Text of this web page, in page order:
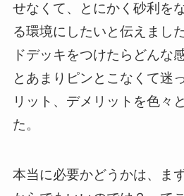
せなくて、とにかく砂利を
る環境にしたいと伝えまし
ドデッキをつけたらどんな
とあまりピンとこなくて迷
リット、デメリットを色々
た。
本当に必要かどうかは、ま